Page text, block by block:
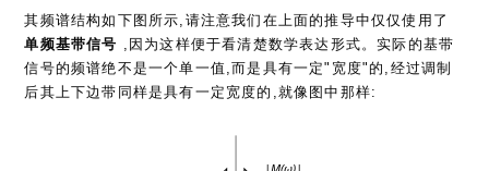
其频谱结构如下图所示,请注意我们在上面的推导中仅仅使用了
单频基带信号 ,因为这样便于看清楚数学表达形式。实际的基带
信号的频谱绝不是一个单一值,而是具有一定"宽度"的,经过调制
后其上下边带同样是具有一定宽度的,就像图中那样: